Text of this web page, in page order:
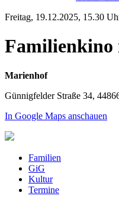
Freitag, 19.12.2025, 15.30
Familienkino
Marienhof
Günnigfelder Straße 34,
In Google Maps anschauen
Familien
GiG
Kultur
Termine